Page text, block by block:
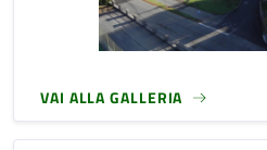
VAI ALLA GALLERIA